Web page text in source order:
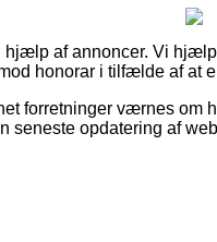
hjælp af annoncer. Vi
honorar i tilfælde af at
forretninger værnes om
seneste opdatering af